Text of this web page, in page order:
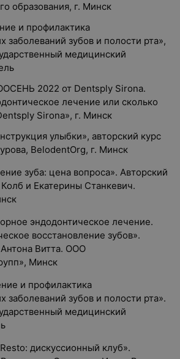
образования, г. Минск
и профилактика
заболеваний зубов и полости рта»,
медицинский
2022 от Dentsply Sirona.
лечение или сколько
Sirona», г. Минск
улыбки», авторский курс
BelodentOrg, г. Минск
зуба: цена вопроса». Авторский
и Екатерины Станкевич.
эндодонтическое лечение.
восстановление зубов».
Витта. ООО
Минск
и профилактика
заболеваний зубов и полости рта».
медицинский
дискуссионный клуб».